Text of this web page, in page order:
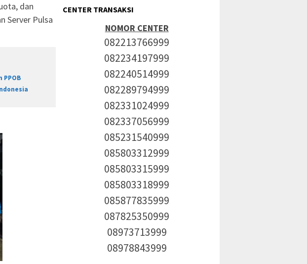
dan
Server Pulsa
PPOB
CENTER TRANSAKSI
NOMOR CENTER
082213766999
082234197999
082240514999
082289794999
082331024999
082337056999
085231540999
085803312999
085803315999
085803318999
085877835999
087825350999
08973713999
08978843999